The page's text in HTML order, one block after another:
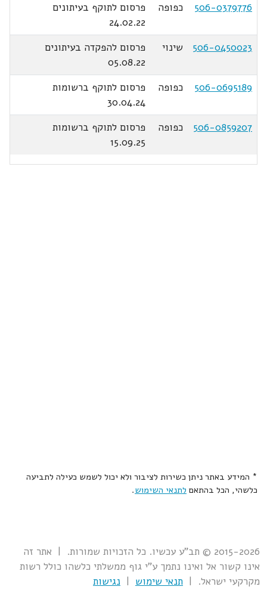
506-0379776
כפופה
פרסום לתוקף בעיתונים
24.02.22
506-0450023
שינוי
פרסום להפקדה בעיתונים
05.08.22
506-0695189
כפופה
פרסום לתוקף ברשומות
30.04.24
506-0859207
כפופה
פרסום לתוקף ברשומות
15.09.25
* המידע באתר ניתן כשירות לציבור ולא יכול לשמש כעילה לתביעה
כלשהי, הכל בהתאם לתנאי השימוש.
2015-2026 © תב"ע עכשיו. כל הזכויות שמורות. | אתר זה
אינו קשור אל ואינו נתמך ע"י גוף ממשלתי כלשהו כולל רשות
מקרקעי ישראל. | תנאי שימוש | נגישות